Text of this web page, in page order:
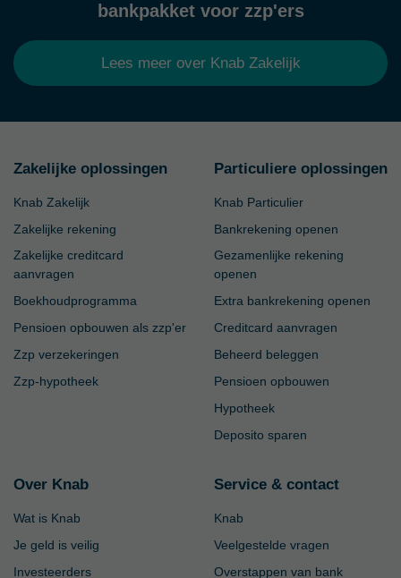
bankpakket voor zzp'ers
Lees meer over Knab Zakelijk
Zakelijke oplossingen
Knab Zakelijk
Zakelijke rekening
Zakelijke creditcard
aanvragen
Boekhoudprogramma
Pensioen opbouwen als zzp'er
Zzp verzekeringen
Zzp-hypotheek
Particuliere oplossingen
Knab Particulier
Bankrekening openen
Gezamenlijke rekening
openen
Extra bankrekening openen
Creditcard aanvragen
Beheerd beleggen
Pensioen opbouwen
Hypotheek
Deposito sparen
Over Knab
Wat is Knab
Je geld is veilig
Investeerders
Service & contact
Knab
Veelgestelde vragen
Overstappen van bank